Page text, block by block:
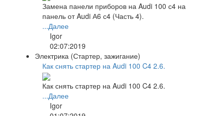
Замена панели приборов на Audi 100 с4 на
панель от Audi А6 с4 (Часть 4).
...Далее
Igor
02:07:2019
Электрика (Стартер, зажигание)
Как снять стартер на Audi 100 C4 2.6.
Как снять стартер на Audi 100 C4 2.6.
...Далее
Igor